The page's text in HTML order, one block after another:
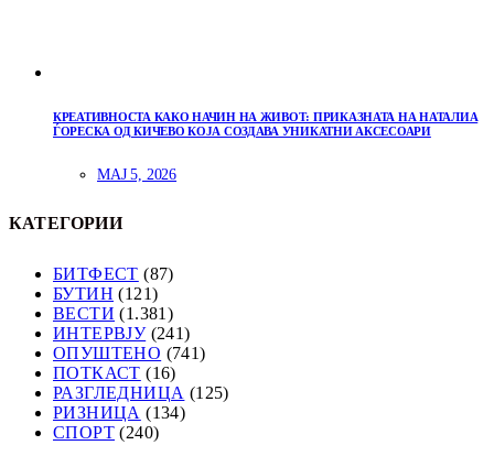
КРЕАТИВНОСТА КАКО НАЧИН НА ЖИВОТ: ПРИКАЗНАТА НА НАТАЛИА
ЃОРЕСКА ОД КИЧЕВО КОЈА СОЗДАВА УНИКАТНИ АКСЕСОАРИ
МАЈ 5, 2026
КАТЕГОРИИ
БИТФЕСТ (87)
БУТИН (121)
ВЕСТИ (1.381)
ИНТЕРВЈУ(241)
ОПУШТЕНО (741)
ПОТКАСТ (16)
РАЗГЛЕДНИЦА (125)
РИЗНИЦА (134)
СПОРТ (240)